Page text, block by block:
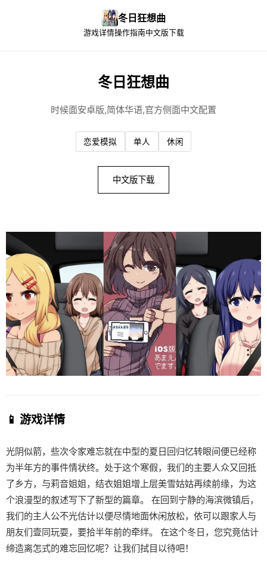
冬日狂想曲
游戏详情操作指南中文版下载
冬日狂想曲
时候面安卓版,简体华语,官方侧面中文配置
恋爱模拟 单人 休闲
中文版下载
📱 游戏详情
光阴似箭，些次令家难忘就在中型的夏日回归忆转眼间便已经称
为半年方的事件情状终。处于这个寒假，我们的主要人众又回抵
了乡方，与莉音姐姐，结衣姐姐增上层美雪姑姑再续前缘，为这
个浪漫型的叙述写下了新型的篇章。 在回到宁静的海滨微镇后，
我们的主人公不光估计以便尽情地面休闲放松，依可以跟家人与
朋友们壹同玩耍，要拾半年前的牵绊。 在这个冬日，您究竟估计
缔造离怎式的难忘回忆呢？让我们拭目以待吧！